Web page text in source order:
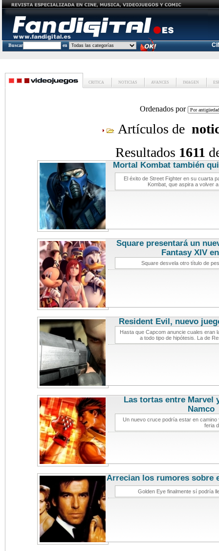
Buscar en
CRITICA NOTICIAS AVANCES IMAGEN
Ordenados por
Artículos de
Resultados 1611
Mortal Kombat también
El éxito de Street Fighter en su cuarta
Kombat, que aspira a volver
Square presentará un
Fantasy XIV
Square desvela otro título de
Resident Evil, nuevo
Hasta que Capcom anuncie cuales eran
a todo tipo de hipótesis. La de
Las tortas entre Marvel
Namco
Un nuevo cruce podría estar en
feria
Arrecian los rumores sobre
Golden Eye finalmente sí podría